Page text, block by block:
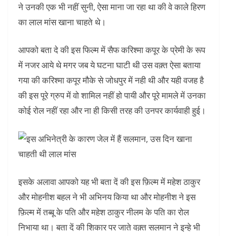
ने उनकी एक भी नहीं सुनी, ऐसा माना जा रहा था की वे काले हिरण
का लाल मांस खाना चाहते थे।
आपको बता दे की इस फिल्म में सैफ करिश्मा कपूर के प्रेमी के रूप
में नजर आये थे मगर जब ये घटना घाटी थी उस वक़्त ऐसा बताया
गया की करिश्मा कपूर मौके से जोधपुर में नही थी और यही वजह है
की इस पूरे ग्रुप में वो शामिल नहीं हो पायी और पूरे मामले में उनका
कोई रोल नहीं रहा और ना ही किसी तरह की उनपर कार्यवाही हुई।
इसके अलावा आपको यह भी बता दें की इस फ़िल्म में महेश ठाकुर
और मोहनीश बहल ने भी अभिनय किया था और मोहनीश ने इस
फ़िल्म में तब्बू के पति और महेश ठाकुर नीलम के पति का रोल
निभाया था। बता दें की शिकार पर जाते वक़्त सलमान ने इन्हे भी